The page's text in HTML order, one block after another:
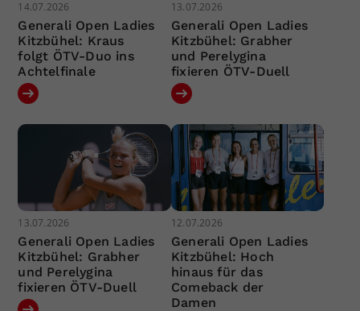
14.07.2026
Generali Open Ladies
Kitzbühel: Kraus
folgt ÖTV-Duo ins
Achtelfinale
13.07.2026
Generali Open Ladies
Kitzbühel: Grabher
und Perelygina
fixieren ÖTV-Duell
13.07.2026
Generali Open Ladies
Kitzbühel: Grabher
und Perelygina
fixieren ÖTV-Duell
12.07.2026
Generali Open Ladies
Kitzbühel: Hoch
hinaus für das
Comeback der
Damen